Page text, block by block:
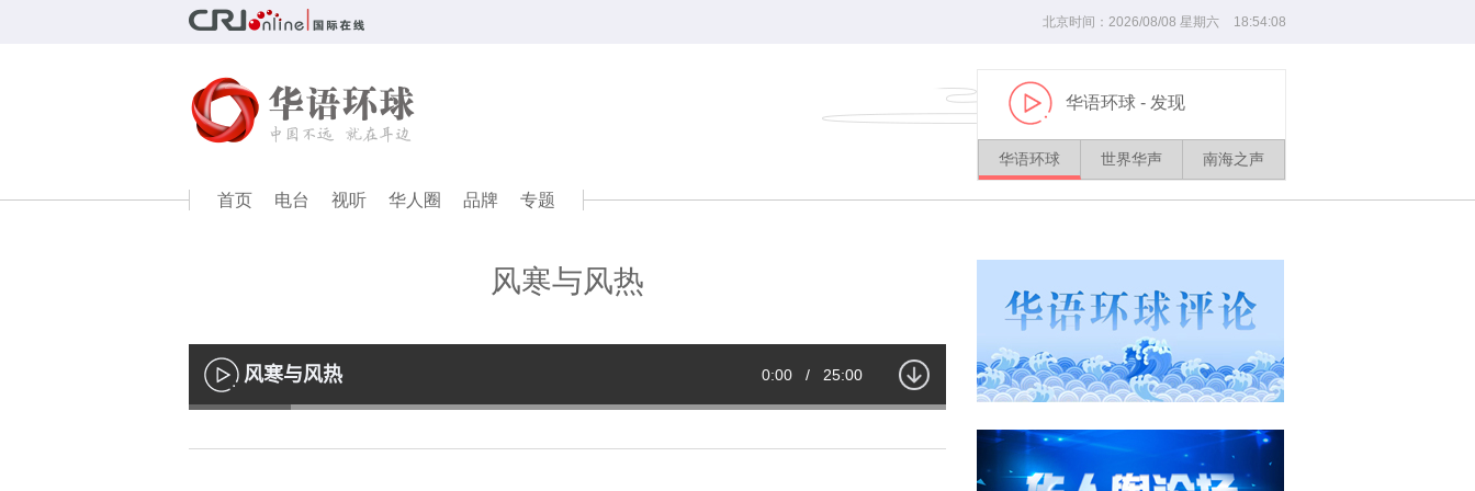
北京时间： 2026/08/08 星期六 18:54:08
播
放
华语环球 - 发现
华语环球 世界华声 南海之声
首页 电台 视听 华人圈 品牌 专题
风寒与风热
播
放
风寒与风热 Current
0:00 / Duration
25:00
Loaded: